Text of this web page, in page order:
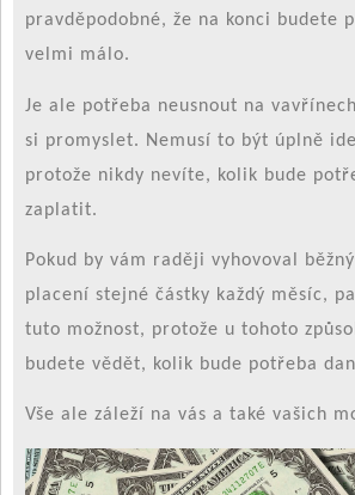
pravděpodobné, že na konci budete
velmi málo.
Je ale potřeba neusnout na
si promyslet. Nemusí to být úplně
protože nikdy nevíte, kolik bude
zaplatit.
Pokud by vám raději vyhovoval
placení stejné částky každý měsíc,
tuto možnost, protože u tohoto
budete vědět, kolik bude potřeba
Vše ale záleží na vás a také vašich